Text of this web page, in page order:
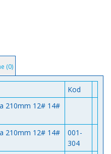
(0)
Kod
210mm 12# 14#
210mm 12# 14#
001-
304